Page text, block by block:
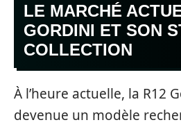
LE MARCHÉ
GORDINI ET SON
COLLECTION
À l’heure actuelle, la R12
devenue un modèle